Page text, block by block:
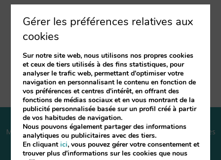
SÍGUENOS EN LAS REDES
Mentions légales Politique des cookies Questions fréquentes
Gérer les préférences relatives aux
cookies
Sur notre site web, nous utilisons nos propres cookies
et ceux de tiers utilisés à des fins statistiques, pour
analyser le trafic web, permettant d'optimiser votre
navigation en personnalisant le contenu en fonction de
vos préférences et centres d'intérêt, en offrant des
fonctions de médias sociaux et en vous montrant de la
publicité personnalisée basée sur un profil créé à partir
de vos habitudes de navigation.
Nous pouvons également partager des informations
analytiques ou publicitaires avec des tiers.
En cliquantici, vous pouvez gérer votre consentement et
trouver plus d'informations sur les cookies que nous